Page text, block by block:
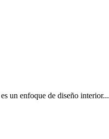
un enfoque de diseño interior...